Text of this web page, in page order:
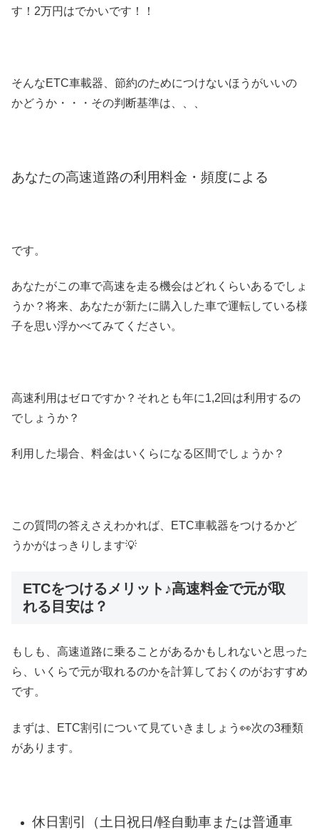
す！2万円はでかいです！！
そんなETC車載器、節約のためにつけないほうがいいの
かどうか・・・その判断基準は、、、
あなたの高速道路の利用料金・頻度による
です。
あなたがこの車で高速を走る機会はどれくらいあるでしょ
うか？将来、あなたが新たに購入した車で運転している様
子を思い浮かべてみてください。
高速利用はゼロですか？それとも年に1,2回は利用するの
でしょうか？
利用した場合、料金はいくらになる区間でしょうか？
この質問の答えさえわかれば、ETC車載器をつけるかど
うかがはっきりします💡
ETCをつけるメリット♪高速料金で元が取
れる目安は？
もしも、高速道路に乗ることがあるかもしれないと思った
ら、いくらで元が取れるのかを計算しておくのがおすすめ
です。
まずは、ETC割引について見ていきましょう👀次の3種類
があります。
休日割引（土日祝日/軽自動車または普通車